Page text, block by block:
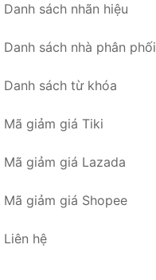
Danh sách nhãn hiệu
Danh sách nhà phân phối
Danh sách từ khóa
Mã giảm giá Tiki
Mã giảm giá Lazada
Mã giảm giá Shopee
Liên hệ